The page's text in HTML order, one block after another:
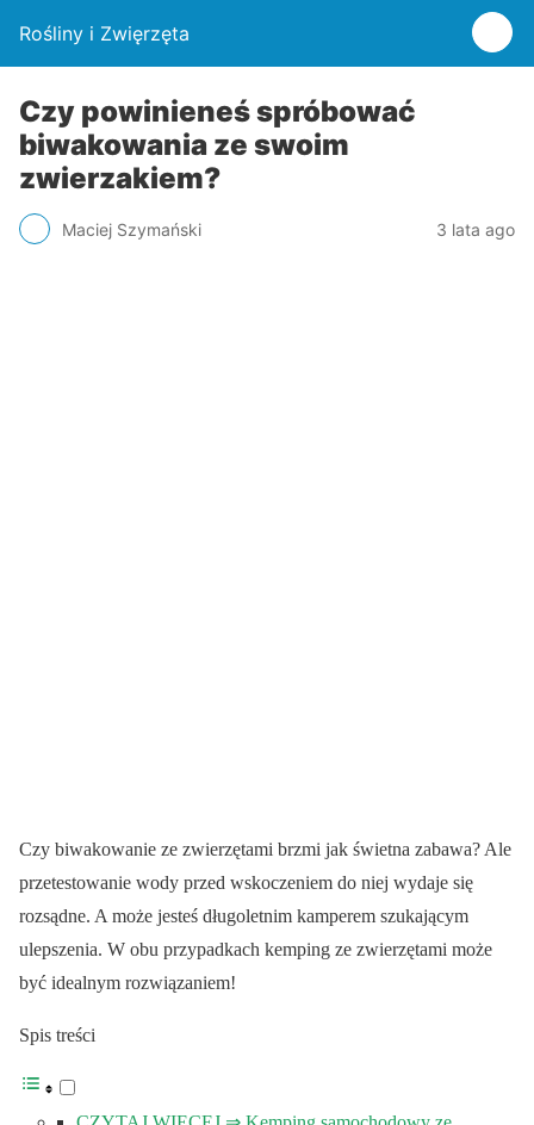
Rośliny i Zwięrzęta
Czy powinieneś spróbować
biwakowania ze swoim
zwierzakiem?
Maciej Szymański 3 lata ago
Czy biwakowanie ze zwierzętami brzmi jak świetna zabawa? Ale
przetestowanie wody przed wskoczeniem do niej wydaje się
rozsądne. A może jesteś długoletnim kamperem szukającym
ulepszenia. W obu przypadkach kemping ze zwierzętami może
być idealnym rozwiązaniem!
Spis treści